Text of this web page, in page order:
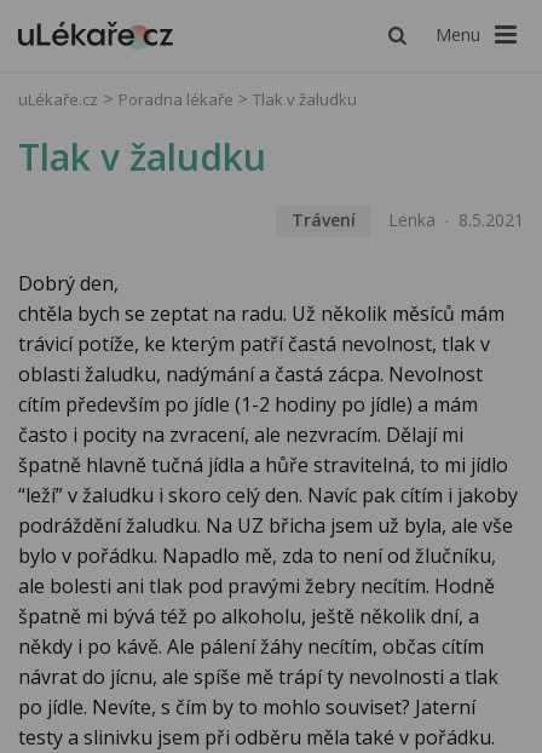
Menu
uLékaře.cz Poradna lékaře Tlak v žaludku
Tlak v žaludku
Trávení Lenka 8.5.2021
Dobrý den,
chtěla bych se zeptat na radu. Už několik měsíců mám
trávicí potíže, ke kterým patří častá nevolnost, tlak v
oblasti žaludku, nadýmání a častá zácpa. Nevolnost
cítím především po jídle (1-2 hodiny po jídle) a mám
často i pocity na zvracení, ale nezvracím. Dělají mi
špatně hlavně tučná jídla a hůře stravitelná, to mi jídlo
“leží” v žaludku i skoro celý den. Navíc pak cítím i jakoby
podráždění žaludku. Na UZ břicha jsem už byla, ale vše
bylo v pořádku. Napadlo mě, zda to není od žlučníku,
ale bolesti ani tlak pod pravými žebry necítím. Hodně
špatně mi bývá též po alkoholu, ještě několik dní, a
někdy i po kávě. Ale pálení žáhy necítím, občas cítím
návrat do jícnu, ale spíše mě trápí ty nevolnosti a tlak
po jídle. Nevíte, s čím by to mohlo souviset? Jaterní
testy a slinivku jsem při odběru měla také v pořádku.